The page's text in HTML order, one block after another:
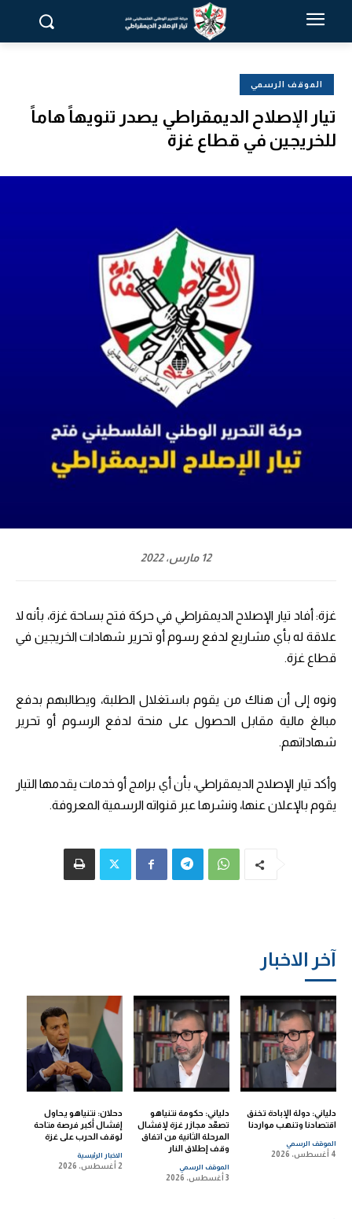
آخر الاخبار
دلياني: دولة الإبادة تخنق
اقتصادنا وتنهب مواردنا
الموقف الرسمي
4 أغسطس، 2026
دلياني: حكومة نتنياهو
تصعّد مجازر غزة لإفشال
المرحلة الثانية من اتفاق
وقف إطلاق النار
الموقف الرسمي
3 أغسطس، 2026
دحلان: نتنياهو يحاول
إفشال أكبر فرصة متاحة
لوقف الحرب على غزة
الاخبار الرئيسية
2 أغسطس، 2026
الموقف الرسمي
تيار الإصلاح الديمقراطي يصدر تنويهاً هاماً
للخريجين في قطاع غزة
12 مارس، 2022
غزة: أفاد تيار الإصلاح الديمقراطي في حركة فتح بساحة غزة، بأنه لا
علاقة له بأي مشاريع لدفع رسوم أو تحرير شهادات الخريجين في
قطاع غزة.
ونوه إلى أن هناك من يقوم باستغلال الطلبة، ويطالبهم بدفع
مبالغ مالية مقابل الحصول على منحة لدفع الرسوم أو تحرير
شهاداتهم.
وأكد تيار الإصلاح الديمقراطي، بأن أي برامج أو خدمات يقدمها التيار
يقوم بالإعلان عنها، ونشرها عبر قنواته الرسمية المعروفة.